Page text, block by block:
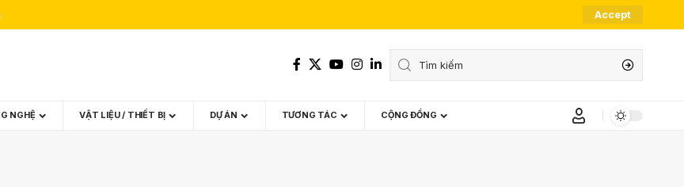
. Accept
NGHỆ VẬT LIỆU / THIẾT BỊ DỰ ÁN TƯƠNG TÁC CỘNG ĐỒNG